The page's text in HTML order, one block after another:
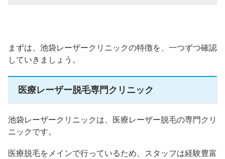
まずは、池袋レーザークリニックの特徴を、一つずつ確認
していきましょう。
医療レーザー脱毛専門クリニック
池袋レーザークリニックは、医療レーザー脱毛の専門クリ
ニックです。
医療脱毛をメインで行っているため、スタッフは経験豊富